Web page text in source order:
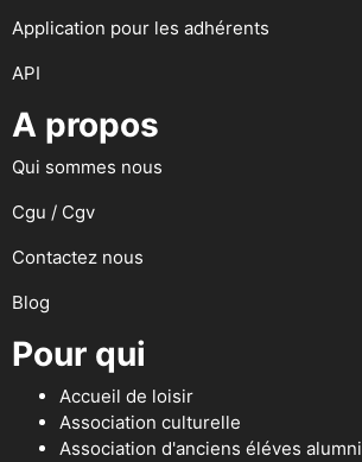
Application pour les adhérents
API
A propos
Qui sommes nous
Cgu / Cgv
Contactez nous
Blog
Pour qui
Accueil de loisir
Association culturelle
Association d'anciens éléves alumni